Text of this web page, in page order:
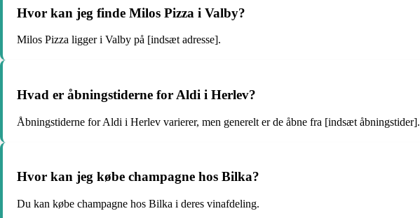
Hvor kan jeg finde Milos Pizza i Valby?
Milos Pizza ligger i Valby på [indsæt adresse].
Hvad er åbningstiderne for Aldi i Herlev?
Åbningstiderne for Aldi i Herlev varierer, men generelt er de åbne fra [indsæt åbningstider].
Hvor kan jeg købe champagne hos Bilka?
Du kan købe champagne hos Bilka i deres vinafdeling.